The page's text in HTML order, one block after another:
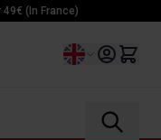
(In France)
Language